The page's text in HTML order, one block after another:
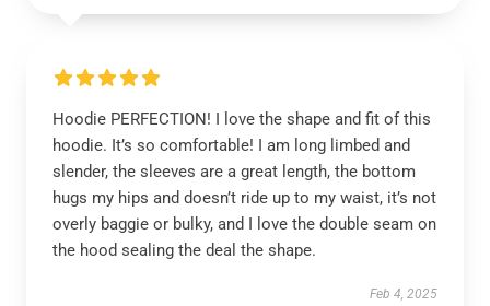
Hoodie PERFECTION! I love the shape and fit of this
hoodie. It’s so comfortable! I am long limbed and
slender, the sleeves are a great length, the bottom
hugs my hips and doesn’t ride up to my waist, it’s not
overly baggie or bulky, and I love the double seam on
the hood sealing the deal the shape.
Feb 4, 2025